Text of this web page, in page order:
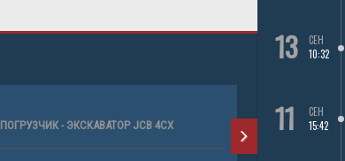
ПОГРУЗЧИК - ЭКСКАВАТОР JCB 4CX КРАН " ИВАНОВЕЦ "
13
СЕН
10:32
11
СЕН
15:42